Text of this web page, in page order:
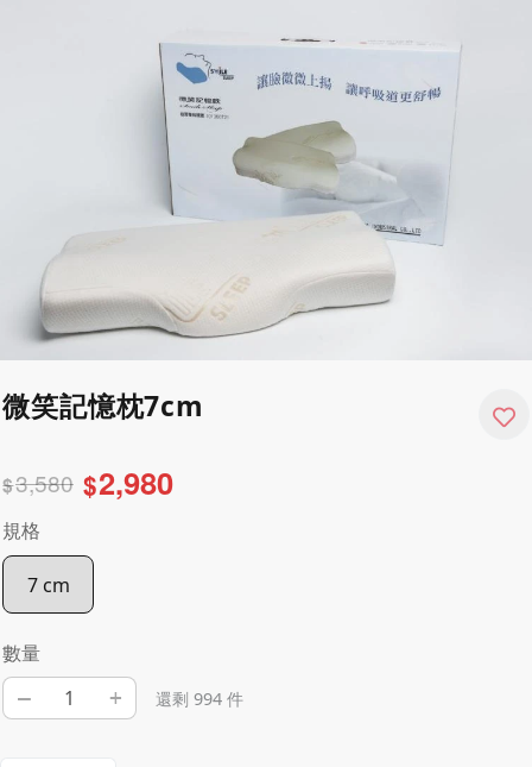
微笑記憶枕7cm
$3,580 $2,980
規格
7 cm
數量
– + 還剩 994 件